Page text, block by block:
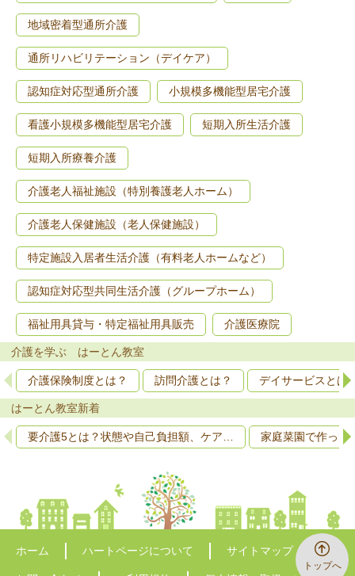
トップへ
地域密着型通所介護
通所リハビリテーション（デイケア）
認知症対応型通所介護 小規模多機能型居宅介護
看護小規模多機能型居宅介護 短期入所生活介護
短期入所療養介護
介護老人福祉施設（特別養護老人ホーム）
介護老人保健施設（老人保健施設）
特定施設入居者生活介護（有料老人ホームなど）
認知症対応型共同生活介護（グループホーム）
福祉用具貸与・特定福祉用具販売 介護医療院
介護を学ぶ はーとん教室
介護保険制度とは？ 訪問介護とは？ デイサービスとは
はーとん教室新着
要介護5とは？状態や自己負担額、ケア… 家庭菜園で作っ
ホーム ハートページについて サイトマップ